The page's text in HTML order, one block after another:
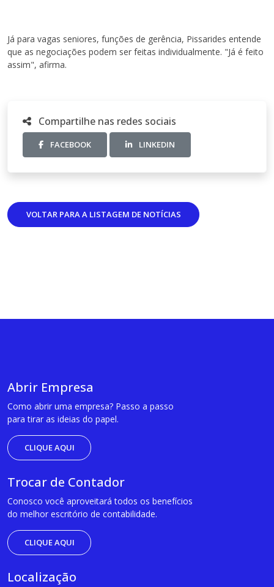
Já para vagas seniores, funções de gerência, Pissarides entende
que as negociações podem ser feitas individualmente. "Já é feito
assim", afirma.
Compartilhe nas redes sociais
FACEBOOK LINKEDIN
VOLTAR PARA A LISTAGEM DE NOTÍCIAS
Abrir Empresa
Como abrir uma empresa? Passo a passo
para tirar as ideias do papel.
CLIQUE AQUI
Trocar de Contador
Conosco você aproveitará todos os benefícios
do melhor escritório de contabilidade.
CLIQUE AQUI
Localização